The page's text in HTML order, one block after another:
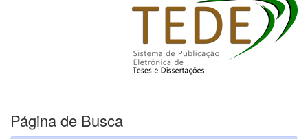
Página de Busca